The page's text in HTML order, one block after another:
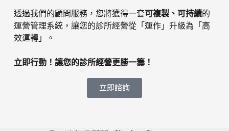
透過我們的顧問服務，您將獲得一套可複製、可持續的
運營管理系統，讓您的診所經營從「運作」升級為「高
效運轉」。
立即行動！讓您的診所經營更勝一籌！
立即諮詢